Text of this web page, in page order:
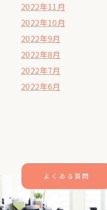
2022年11月
2022年10月
2022年9月
2022年8月
2022年7月
2022年6月
よくある質問